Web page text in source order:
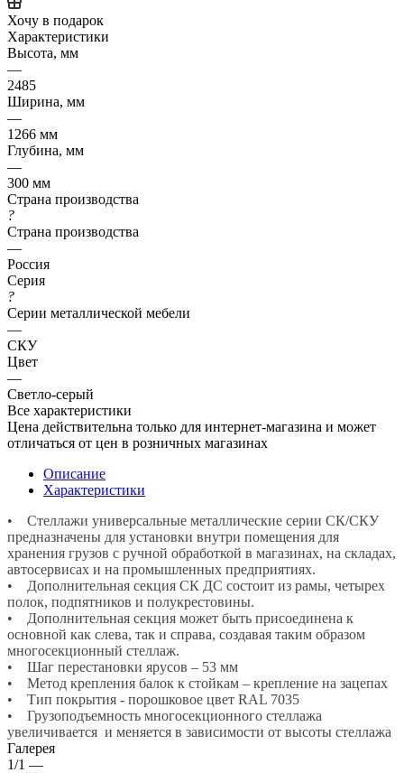
Хочу в подарок
Характеристики
Высота, мм
—
2485
Ширина, мм
—
1266 мм
Глубина, мм
—
300 мм
Страна производства
?
Страна производства
—
Россия
Серия
?
Серии металлической мебели
—
СКУ
Цвет
—
Светло-серый
Все характеристики
Цена действительна только для интернет-магазина и может
отличаться от цен в розничных магазинах
Описание
Характеристики
• Стеллажи универсальные металлические серии СК/СКУ
предназначены для установки внутри помещения для
хранения грузов с ручной обработкой в магазинах, на складах,
автосервисах и на промышленных предприятиях.
• Дополнительная секция СК ДС состоит из рамы, четырех
полок, подпятников и полукрестовины.
• Дополнительная секция может быть присоединена к
основной как слева, так и справа, создавая таким образом
многосекционный стеллаж.
• Шаг перестановки ярусов – 53 мм
• Метод крепления балок к стойкам – крепление на зацепах
• Тип покрытия - порошковое цвет RAL 7035
• Грузоподъемность многосекционного стеллажа
увеличивается и меняется в зависимости от высоты стеллажа
Галерея
1/1 —